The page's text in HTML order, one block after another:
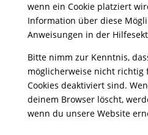
wenn ein Cookie platziert
Information über diese
Anweisungen in der
Bitte nimm zur Kenntnis,
möglicherweise nicht
Cookies deaktiviert sind.
deinem Browser löscht,
wenn du unsere Website